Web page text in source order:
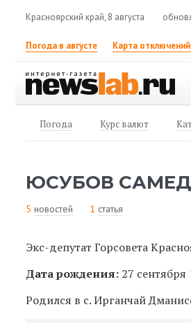
Красноярский край, 8 августа
Погода в августе Карта
Погода Курс валют
ЮСУБОВ
5 новостей 1 статья
Экс-депутат Горсовета
Дата рождения: 27 сентября
Родился в с. Ирганчай